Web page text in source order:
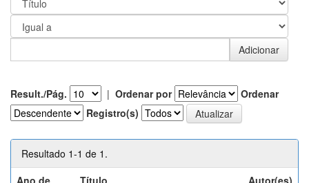
Result./Pág. | Ordenar por
Ordenar
Registro(s)
Resultado 1-1 de 1.
Ano de
Título Autor(es)